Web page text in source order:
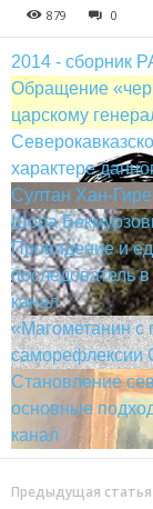
879 0
2014 - сборник
Обращение
царскому
характере
Султан Хан-
Шора
Провидение и
последователь
канал
«Магометанин с
саморефлексии
Становление
основные
канал
Предыдущая статья